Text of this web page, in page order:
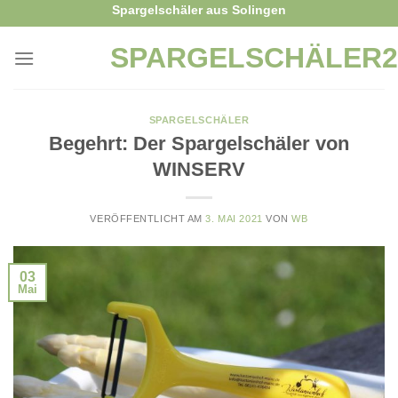
content
Spargelschäler aus Solingen
SPARGELSCHÄLER
Begehrt: Der Spargelschäler von
WINSERV
VERÖFFENTLICHT AM3. MAI 2021 VONWB
03
Mai